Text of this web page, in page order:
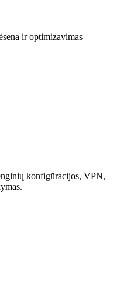
ir optimizavimas
konfigūracijos, VPN,